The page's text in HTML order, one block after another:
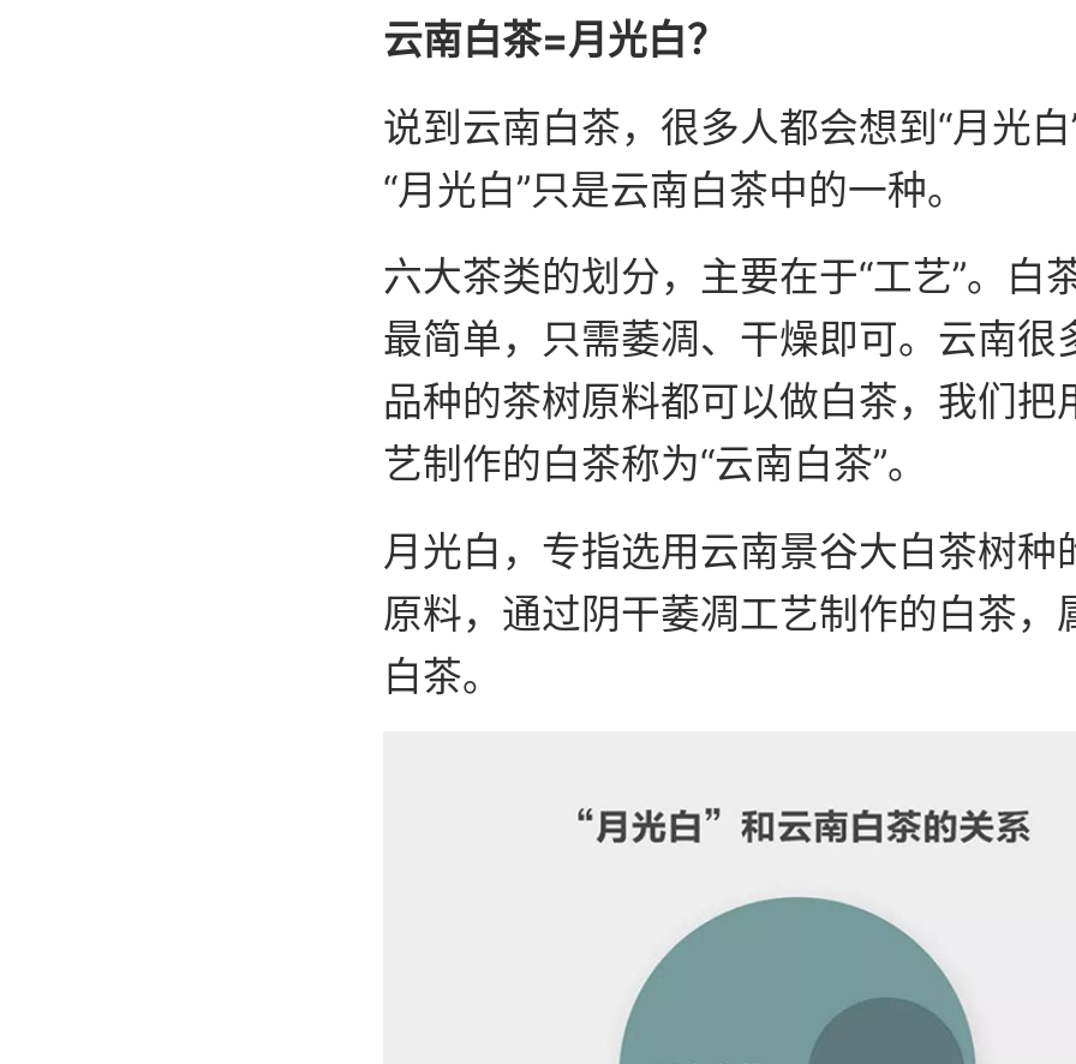
云南白茶=月光白？
说到云南白茶，很多人都会想到“月光
“月光白”只是云南白茶中的一种。
六大茶类的划分，主要在于“工艺”。白
最简单，只需萎凋、干燥即可。云南很
品种的茶树原料都可以做白茶，我们把
艺制作的白茶称为“云南白茶”。
月光白，专指选用云南景谷大白茶树种
原料，通过阴干萎凋工艺制作的白茶，
白茶。